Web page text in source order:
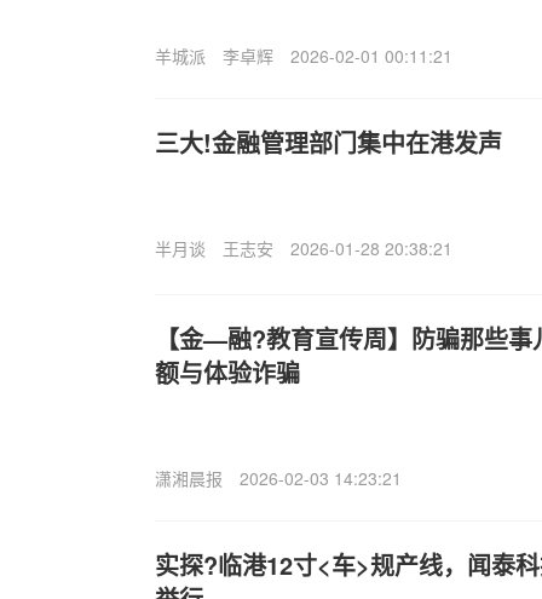
羊城派 李卓辉 2026-02-01 00:11:21
三大!金融管理部门集中在港发声
半月谈 王志安 2026-01-28 20:38:21
【金—融?教育宣传周】防骗那些
额与体验诈骗
潇湘晨报 2026-02-03 14:23:21
实探?临港12寸<车>规产线，闻泰